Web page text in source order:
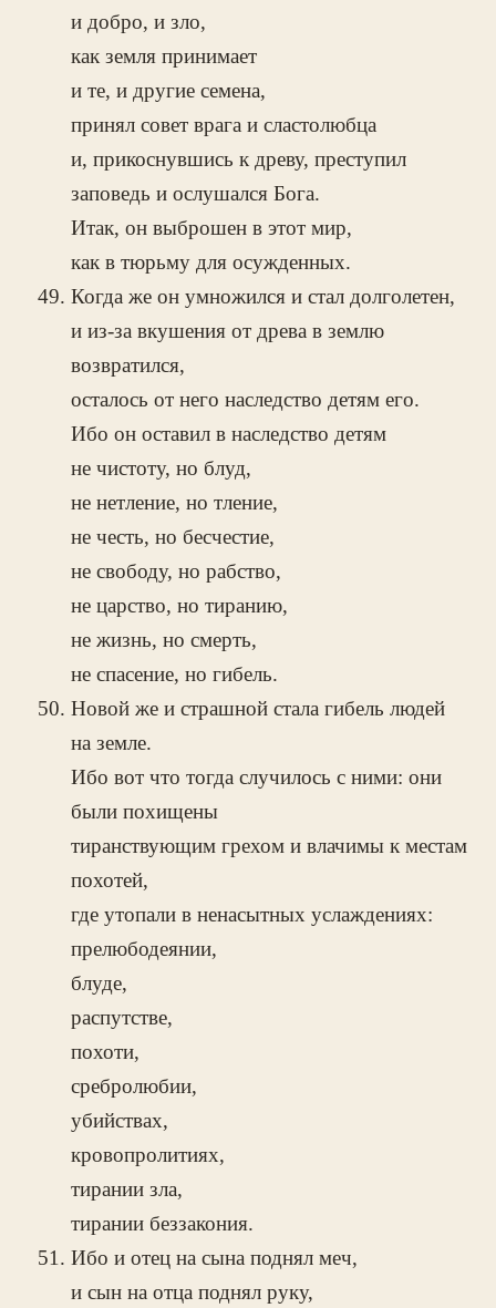
и добро, и зло,
как земля принимает
и те, и другие семена,
принял совет врага и сластолюбца
и, прикоснувшись к древу, преступил
заповедь и ослушался Бога.
Итак, он выброшен в этот мир,
как в тюрьму для осужденных.
Когда же он умножился и стал долголетен,
и из-за вкушения от древа в землю
возвратился,
осталось от него наследство детям его.
Ибо он оставил в наследство детям
не чистоту, но блуд,
не нетление, но тление,
не честь, но бесчестие,
не свободу, но рабство,
не царство, но тиранию,
не жизнь, но смерть,
не спасение, но гибель.
Новой же и страшной стала гибель людей
на земле.
Ибо вот что тогда случилось с ними: они
были похищены
тиранствующим грехом и влачимы к местам
похотей,
где утопали в ненасытных услаждениях:
прелюбодеянии,
блуде,
распутстве,
похоти,
сребролюбии,
убийствах,
кровопролитиях,
тирании зла,
тирании беззакония.
Ибо и отец на сына поднял меч,
и сын на отца поднял руку,